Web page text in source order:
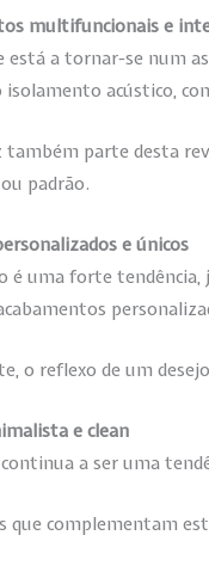
multifuncionais e
está a tornar-se num
isolamento acústico,
também parte desta
padrão.
e únicos
é uma forte tendência,
o reflexo de um
e clean
a ser uma
que complementam